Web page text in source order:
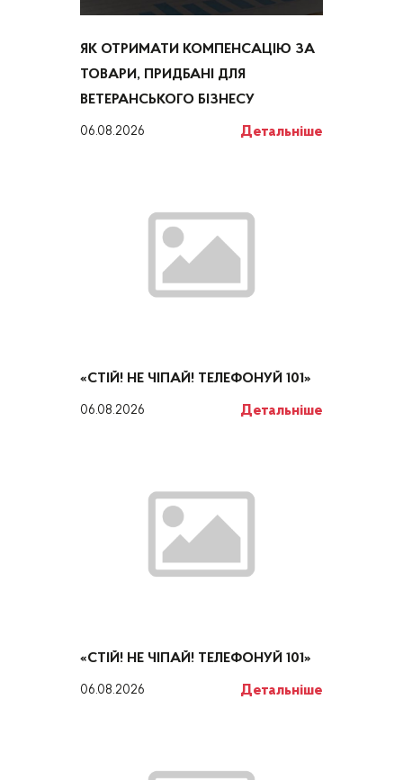
ЯК ОТРИМАТИ КОМПЕНСАЦІЮ ЗА
ТОВАРИ, ПРИДБАНІ ДЛЯ
ВЕТЕРАНСЬКОГО БІЗНЕСУ
06.08.2026 Детальніше
«СТІЙ! НЕ ЧІПАЙ! ТЕЛЕФОНУЙ 101»
06.08.2026 Детальніше
«СТІЙ! НЕ ЧІПАЙ! ТЕЛЕФОНУЙ 101»
06.08.2026 Детальніше